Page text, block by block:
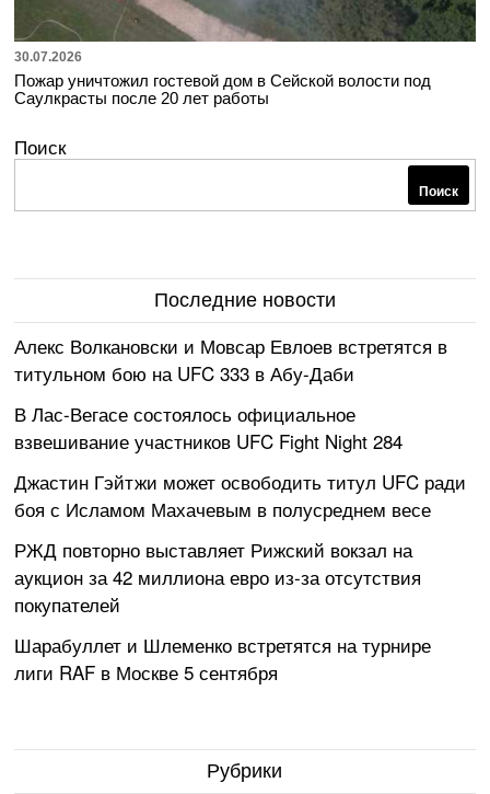
30.07.2026
Пожар уничтожил гостевой дом в Сейской волости под
Саулкрасты после 20 лет работы
Поиск
Поиск
Последние новости
Алекс Волкановски и Мовсар Евлоев встретятся в
титульном бою на UFC 333 в Абу-Даби
В Лас-Вегасе состоялось официальное
взвешивание участников UFC Fight Night 284
Джастин Гэйтжи может освободить титул UFC ради
боя с Исламом Махачевым в полусреднем весе
РЖД повторно выставляет Рижский вокзал на
аукцион за 42 миллиона евро из-за отсутствия
покупателей
Шарабуллет и Шлеменко встретятся на турнире
лиги RAF в Москве 5 сентября
Рубрики